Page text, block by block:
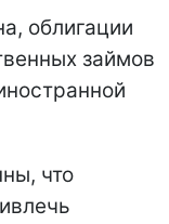
облигации
займов
что